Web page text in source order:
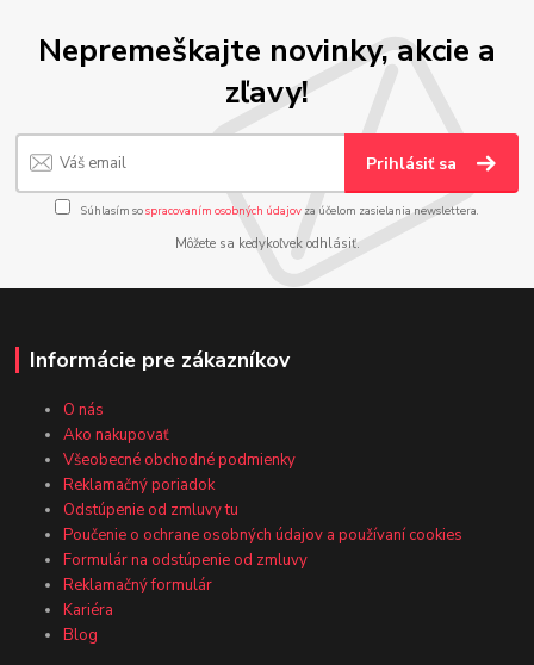
Nepremeškajte novinky, akcie a
zľavy!
Prihlásiť sa
Súhlasím sospracovaním osobných údajov za účelom zasielania newslettera.
Môžete sa kedykoľvek odhlásiť.
Informácie pre zákazníkov
O nás
Ako nakupovať
Všeobecné obchodné podmienky
Reklamačný poriadok
Odstúpenie od zmluvy tu
Poučenie o ochrane osobných údajov a používaní cookies
Formulár na odstúpenie od zmluvy
Reklamačný formulár
Kariéra
Blog